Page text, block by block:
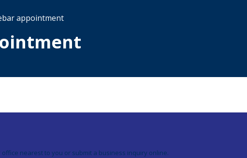
appointment
office nearest to you or submit a business inquiry online.